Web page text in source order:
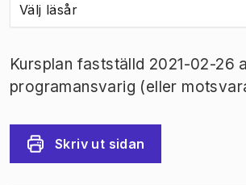
Välj läsår
Kursplan fastställd 2021-02-26
programansvarig (eller
Skriv ut sidan